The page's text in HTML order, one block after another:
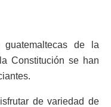
de la
Constitución se han
de variedad de